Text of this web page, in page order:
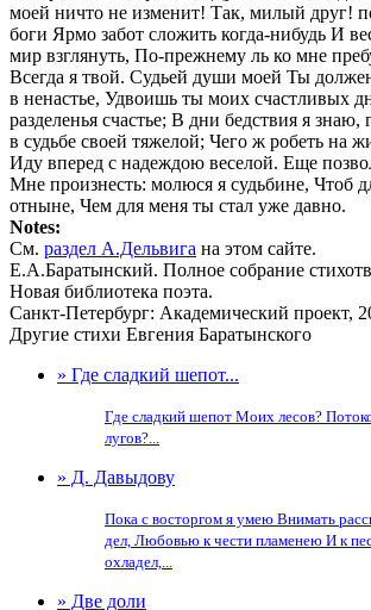
моей ничто не изменит! Так, милый друг!
боги Ярмо забот сложить когда-нибудь И
мир взглянуть, По-прежнему ль ко мне
Всегда я твой. Судьей души моей Ты
в ненастье, Удвоишь ты моих счастливых
разделенья счастье; В дни бедствия я знаю,
в судьбе своей тяжелой; Чего ж робеть на
Иду вперед с надеждою веселой. Еще
Мне произнесть: молюся я судьбине, Чтоб
отныне, Чем для меня ты стал уже давно.
Notes:
См. раздел А.Дельвига на этом сайте.
Е.А.Баратынский. Полное собрание
Новая библиотека поэта.
Санкт-Петербург: Академический проект,
Другие стихи Евгения Баратынского
» Где сладкий шепот...
Где сладкий шепот Моих лесов?
лугов?...
» Д. Давыдову
Пока с восторгом я умею Внимать
дел, Любовью к чести пламенею И к
охладел,...
» Две доли